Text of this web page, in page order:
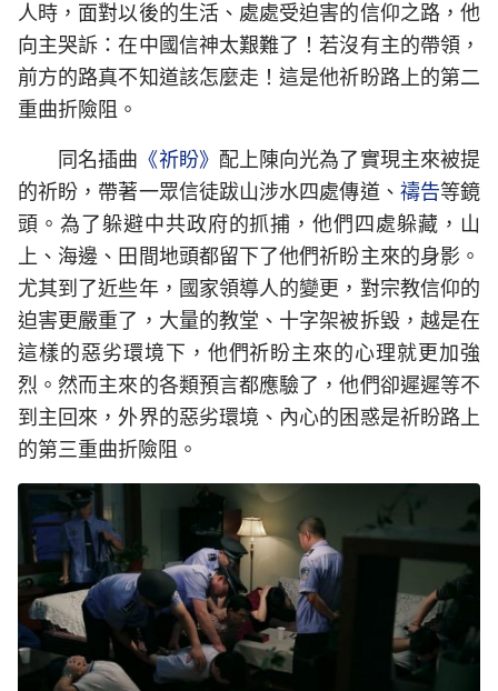
人時，面對以後的生活、處處受迫害的信仰之路，他
向主哭訴：在中國信神太艱難了！若沒有主的帶領，
前方的路真不知道該怎麼走！這是他祈盼路上的第二
重曲折險阻。
同名插曲 《祈盼》 配上陳向光為了實現主來被提
的祈盼，帶著一眾信徒跋山涉水四處傳道、 禱告等鏡
頭。為了躲避中共政府的抓捕，他們四處躲藏，山
上、海邊、田間地頭都留下了他們祈盼主來的身影。
尤其到了近些年，國家領導人的變更，對宗教信仰的
迫害更嚴重了，大量的教堂、十字架被拆毀，越是在
這樣的惡劣環境下，他們祈盼主來的心理就更加強
烈。然而主來的各類預言都應驗了，他們卻遲遲等不
到主回來，外界的惡劣環境、內心的困惑是祈盼路上
的第三重曲折險阻。